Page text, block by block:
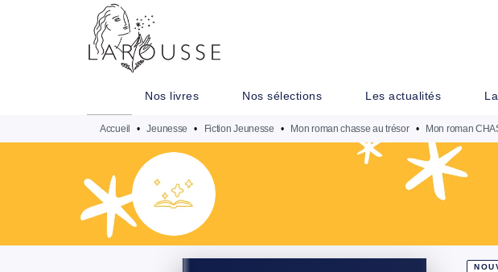
MENU
Nos livres Nos sélections Les actualités
Accueil • Jeunesse • Fiction Jeunesse • Mon roman chasse au trésor • Mon roman